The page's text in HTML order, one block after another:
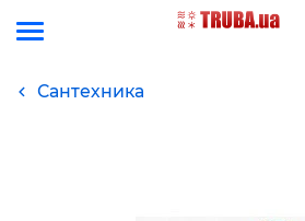
Сантехника